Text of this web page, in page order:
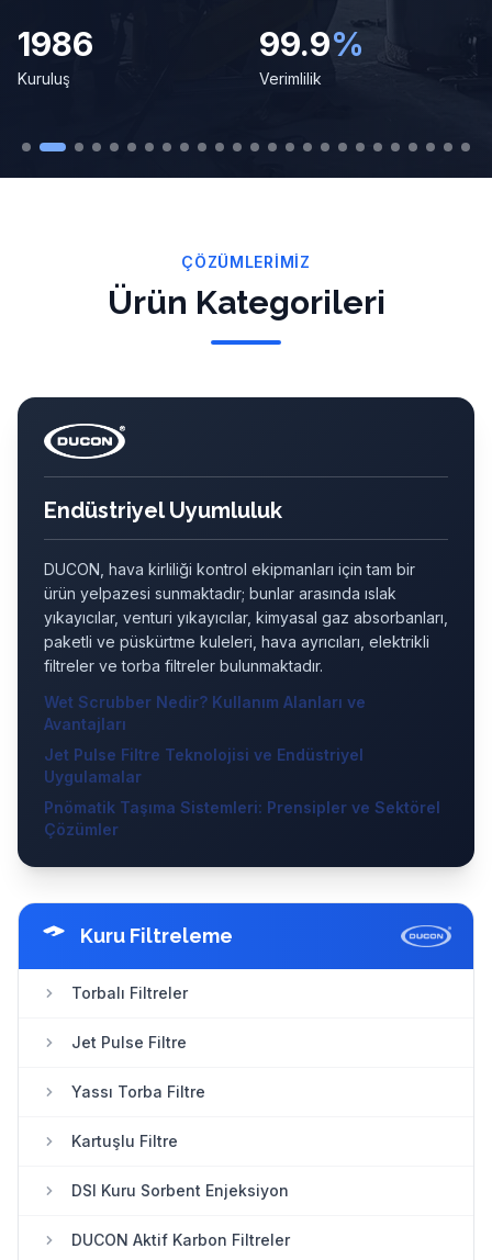
Tamamlanan Proje Ülke
1986 99.9
ÇÖZÜMLERIMIZ
Ürün Kategorileri
Endüstriyel Uyumluluk
DUCON, hava kirliliği kontrol ekipmanları için tam bir
ürün yelpazesi sunmaktadır; bunlar arasında ıslak
yıkayıcılar, venturi yıkayıcılar, kimyasal gaz absorbanları,
filtreler ve torba filtreler bulunmaktadır.
Wet Scrubber Nedir? Kullanım Alanları ve
Avantajları
Jet Pulse Filtre Teknolojisi ve Endüstriyel
Uygulamalar
Kuru Filtreleme
Torbalı Filtreler
Jet Pulse Filtre
Yassı Torba Filtre
Kartuşlu Filtre
DSI Kuru Sorbent Enjeksiyon